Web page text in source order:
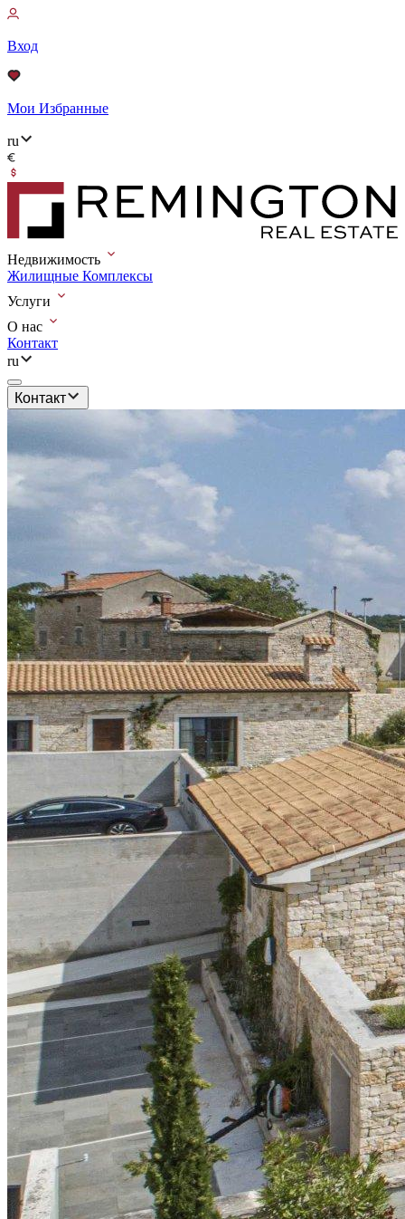
Вход
Мои Избранные
ru
Недвижимость
Жилищные Комплексы
Услуги
О нас
Контакт
ru
Контакт